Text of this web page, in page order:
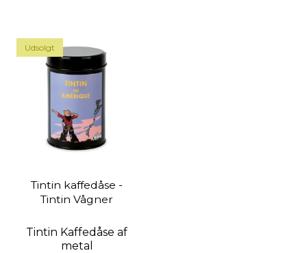
Udsolgt
Tintin kaffedåse -
Tintin Vågner
Tintin Kaffedåse af
metal